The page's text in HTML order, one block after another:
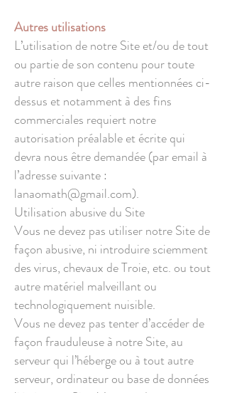
Autres utilisations
L’utilisation de notre Site et/ou de tout
ou partie de son contenu pour toute
autre raison que celles mentionnées ci-
dessus et notamment à des fins
commerciales requiert notre
autorisation préalable et écrite qui
devra nous être demandée (par email à
l’adresse suivante :
lanaomath@gmail.com).
Utilisation abusive du Site
Vous ne devez pas utiliser notre Site de
façon abusive, ni introduire sciemment
des virus, chevaux de Troie, etc. ou tout
autre matériel malveillant ou
technologiquement nuisible.
Vous ne devez pas tenter d’accéder de
façon frauduleuse à notre Site, au
serveur qui l’héberge ou à tout autre
serveur, ordinateur ou base de données